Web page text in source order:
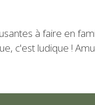
à faire en
c'est ludique !